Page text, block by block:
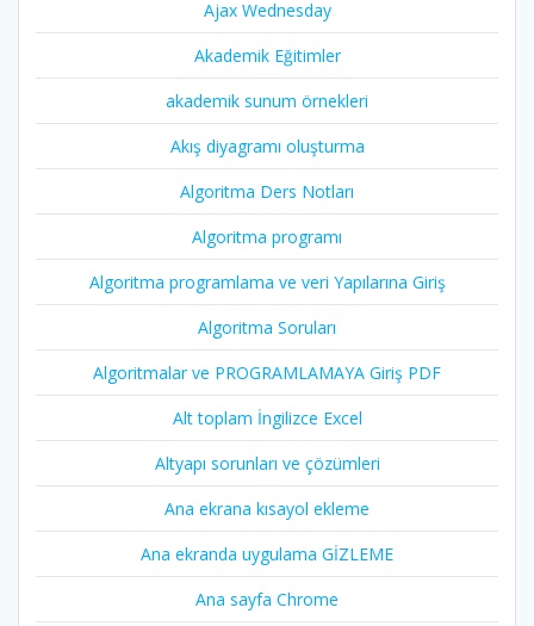
Ajax Wednesday
Akademik Eğitimler
akademik sunum örnekleri
Akış diyagramı oluşturma
Algoritma Ders Notları
Algoritma programı
Algoritma programlama ve veri Yapılarına Giriş
Algoritma Soruları
Algoritmalar ve PROGRAMLAMAYA Giriş PDF
Alt toplam İngilizce Excel
Altyapı sorunları ve çözümleri
Ana ekrana kısayol ekleme
Ana ekranda uygulama GİZLEME
Ana sayfa Chrome